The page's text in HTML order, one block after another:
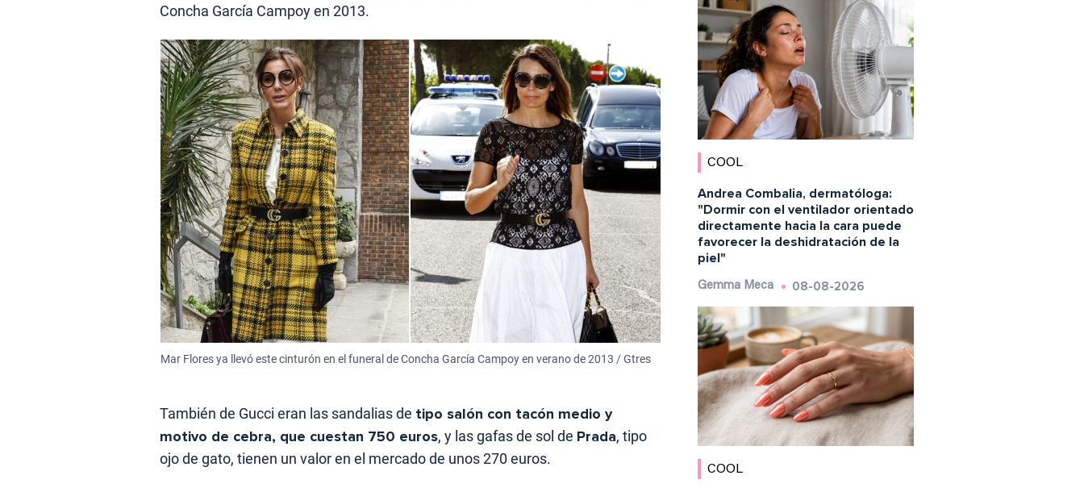
Concha García Campoy en 2013.
Mar Flores ya llevó este cinturón en el funeral de Concha García Campoy en verano de 2013 / Gtres
También de Gucci eran las sandalias de tipo salón con tacón medio y
motivo de cebra, que cuestan 750 euros, y las gafas de sol de Prada, tipo
ojo de gato, tienen un valor en el mercado de unos 270 euros.
COOL
Andrea Combalia, dermatóloga:
"Dormir con el ventilador orientado
directamente hacia la cara puede
favorecer la deshidratación de la
piel"
Gemma Meca 08-08-2026
COOL